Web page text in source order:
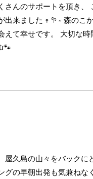
さんのサポートを頂き、
来ました 𖥧 𖧧 ˒˒ 森のこ
えて幸せです。 大切な
屋久島の山々をバックに
グの早朝出発も気兼ねな